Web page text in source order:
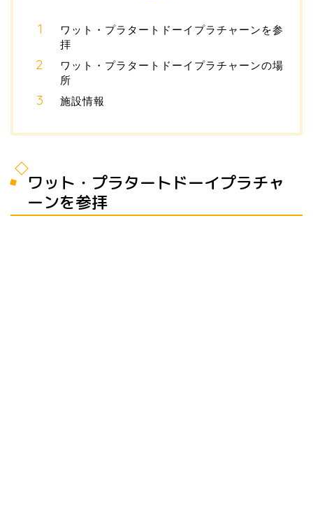
ワット・プラタートドーイプラチャーンを参
拝
ワット・プラタートドーイプラチャーンの場
所
施設情報
ワット・プラタートドーイプラチャ
ーンを参拝